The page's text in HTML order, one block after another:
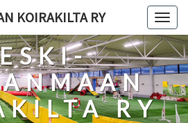
KOIRAKILTA RY
RY